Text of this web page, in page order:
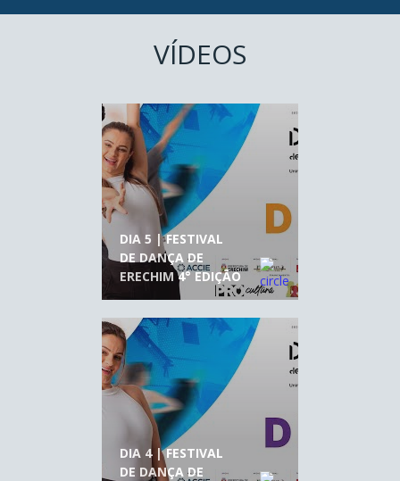
VÍDEOS
DIA 5 | FESTIVAL
DE DANÇA DE
ERECHIM 4° EDIÇÃO
DIA 4 | FESTIVAL
DE DANÇA DE